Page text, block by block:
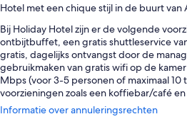
Hotel met een chique stijl in de buurt van
Bij Holiday Hotel zijn er de volgende
ontbijtbuffet, een gratis shuttleservice
gratis, dagelijks ontvangst door de
gebruikmaken van gratis wifi op de
Mbps (voor 3-5 personen of maximaal 10
voorzieningen zoals een koffiebar/café
Daarnaast profiteer je van het volgende:
Informatie over annuleringsrechten